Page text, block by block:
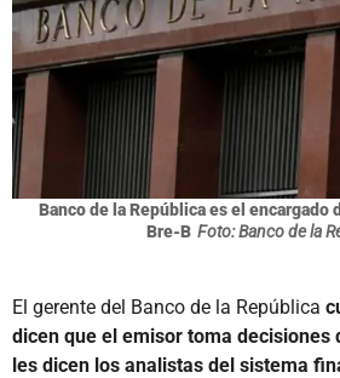
Banco de la República es el
Bre-B Foto: Banco de la
El gerente del Banco de la República
dicen que el emisor toma decisiones
les dicen los analistas del sistema